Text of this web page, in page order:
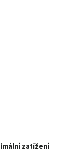
zatížení